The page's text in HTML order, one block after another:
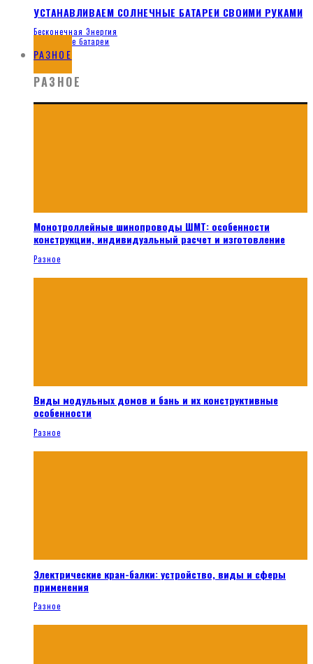
УСТАНАВЛИВАЕМ СОЛНЕЧНЫЕ БАТАРЕИ СВОИМИ РУКАМИ
Бесконечная Энергия
Солнечные батареи
РАЗНОЕ
РАЗНОЕ
Монотроллейные шинопроводы ШМТ: особенности
конструкции, индивидуальный расчет и изготовление
Разное
Виды модульных домов и бань и их конструктивные
особенности
Разное
Электрические кран-балки: устройство, виды и сферы
применения
Разное